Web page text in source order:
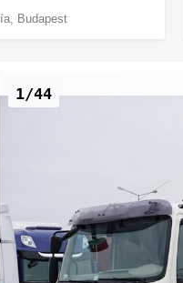
Budapest
1/44